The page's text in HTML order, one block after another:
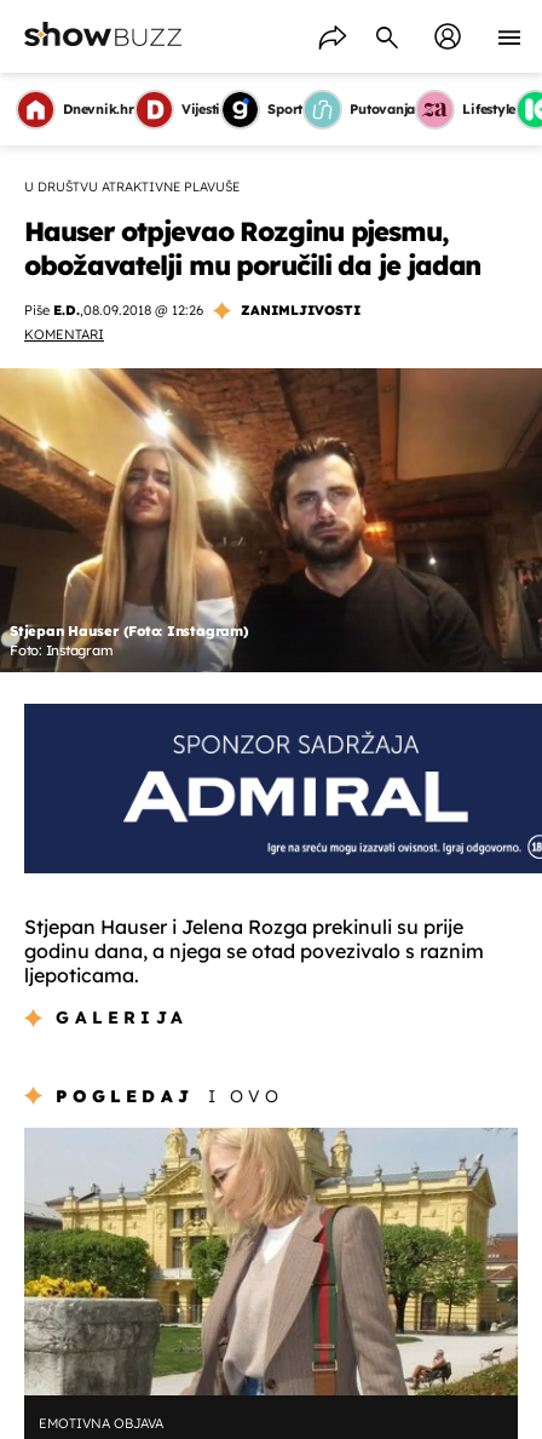
Dnevnik.hr Vijesti Sport Putovanja Lifestyle
U DRUŠTVU ATRAKTIVNE PLAVUŠE
Hauser otpjevao Rozginu pjesmu,
obožavatelji mu poručili da je jadan
Piše E.D.,08.09.2018 @ 12:26
ZANIMLJIVOSTI
KOMENTARI
Stjepan Hauser (Foto: Instagram)
Foto: Instagram
Stjepan Hauser i Jelena Rozga prekinuli su prije
godinu dana, a njega se otad povezivalo s raznim
ljepoticama.
GALERIJA
POGLEDAJ I OVO
EMOTIVNA OBJAVA
OMOGUĆI OBAVIJESTI